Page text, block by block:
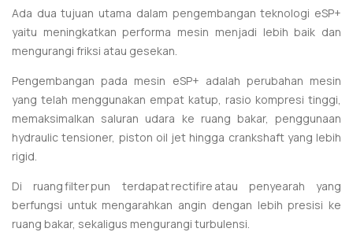
Ada dua tujuan utama dalam pengembangan teknologi eSP+
yaitu meningkatkan performa mesin menjadi lebih baik dan
mengurangi friksi atau gesekan.
Pengembangan pada mesin eSP+ adalah perubahan mesin
yang telah menggunakan empat katup, rasio kompresi tinggi,
memaksimalkan saluran udara ke ruang bakar, penggunaan
hydraulic tensioner, piston oil jet hingga crankshaft yang lebih
rigid.
Di ruang filter pun terdapat rectifire atau penyearah yang
berfungsi untuk mengarahkan angin dengan lebih presisi ke
ruang bakar, sekaligus mengurangi turbulensi.